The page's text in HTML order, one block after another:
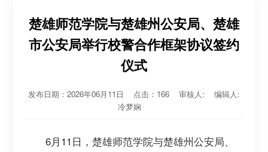
楚雄师范学院与楚雄州公安局、楚雄
市公安局举行校警合作框架协议签约
仪式
发布日期：2026年06月11日 点击： 166 审核人: 编辑人:
冷梦娴
6月11日，楚雄师范学院与楚雄州公安局、